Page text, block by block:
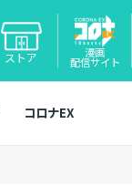
ストア 漫画
配信サイト
コロナEX